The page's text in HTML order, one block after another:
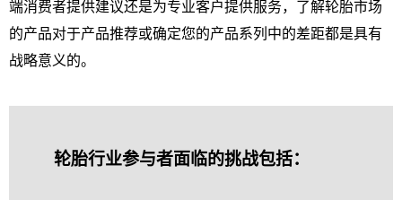
端消费者提供建议还是为专业客户提供服务，了解轮胎市场
的产品对于产品推荐或确定您的产品系列中的差距都是具有
战略意义的。
轮胎行业参与者面临的挑战包括：